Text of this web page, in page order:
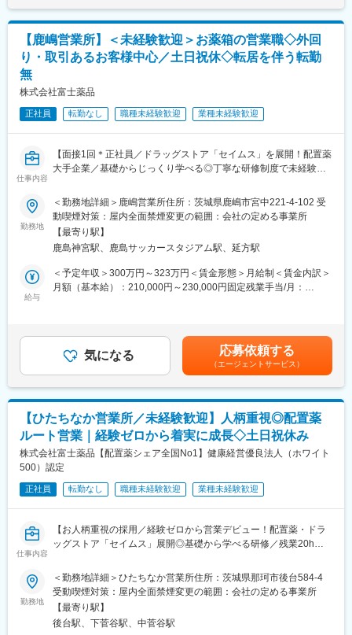
・基本土日祝休み／年3回の大型連休あり
・残業20h以内
・スケジュールに合わせて直行直帰可
・転居を伴う転勤はありません
・最近、健康のことで困っていることがないかなど、親身にお話
を聞くことで、お客様と信頼関係を築き、お客様の健康管理に貢
献することができます。
・「この薬すごく効き目があって良かったよ。」「こないだのリ
ンゴ酢美味しかった！ちょうどまた買おうと思ってたの。来てく
れてありがとう。」など、「ありがとう」という言葉が一番のや
りがいです。
変更の範囲：会社の定める業務
・健康相談、新商品・サービスのご提案 など
※一部、新たに配置薬を置いていただくお客様への訪問がありま
└配置薬は無料でおけるので、お客様も抵抗なく置いてくれる製
を身につけます。
・入社2週間～1カ月 ： 先輩社員に同行し、仕事の流れを学びま
キルを習得します。
・入社1カ月以降 ： 慣れてきたら独り立ち。既存のお客様をメイ
ンに訪問します。
★困ったら先輩社員に相談しやすい雰囲気です！
＜専門資格を取得できる＞
・入社後は、医薬品販売の専門知識を身につけるために、登録販
・資格取得後は、資格手当として給与にも反映されます。
・基本土日祝休み／年3回の大型連休あり
・残業20h以内
・スケジュールに合わせて直行直帰可
・転居を伴う転勤はありません
■やりがい：
・最近、健康のことで困っていることがないかなど、親身にお話
を聞くことで、お客様と信頼関係を築き、お客様の健康管理に貢
献することができます。
・「この薬すごく効き目があって良かったよ。」「こないだのリ
ンゴ酢美味しかった！ちょうどまた買おうと思ってたの。来てく
れてありがとう。」など、「ありがとう」という言葉が一番のや
変更の範囲：会社の定める業務
成や売り上げに対して支払われます賃金はあくまでも目安の金額
であり、選考を通じて上下する可能性があります。月給(月額)は固
定手当を含めた表記です。
【鹿嶋営業所】＜未経験歓迎＞お薬箱の営業職◇外回
り・取引あるお客様中心／土日祝休◇転居を伴う転勤
無
株式会社富士薬品
正社員 転勤なし 職種未経験歓迎 業種未経験歓迎
仕事内容
【面接1回＊正社員／ドラッグストア「セイムス」を展開！配置薬
大手企業／基礎からじっくり学べる◎丁寧な研修制度で未経験の
■職務内容：
担当エリアのお客様（個人宅や企業）へ訪問し、配置薬（お薬
箱）や健康食品の提案をお任せします。
※既に、取引のあるお客様先を訪問するスタイルです。
＜仕事の流れ＞
へ訪問をします。
・健康相談、新商品・サービスのご提案 など
※一部、新たに配置薬を置いていただくお客様への訪問がありま
す。
└配置薬は無料でおけるので、お客様も抵抗なく置いてくれる製
品です。
■未経験の方も安心！充実した研修制度：
・入社直後～2週間 ： OJT形式で、薬の種類や成分など基礎知識
を身につけます。
・入社2週間～1カ月 ： 先輩社員に同行し、仕事の流れを学びま
キルを習得します。
・入社1カ月以降 ： 慣れてきたら独り立ち。既存のお客様をメイ
ンに訪問します。
★困ったら先輩社員に相談しやすい雰囲気です！
勤務地
＜勤務地詳細＞鹿嶋営業所住所：茨城県鹿嶋市宮中221-4-102 受
動喫煙対策：屋内全面禁煙変更の範囲：会社の定める事業所
【最寄り駅】
鹿島神宮駅、鹿島サッカースタジアム駅、延方駅
給与
＜予定年収＞300万円～323万円＜賃金形態＞月給制＜賃金内訳＞
月額（基本給）：210,000円～230,000円固定残業手当/月：
年収は当社規定に基づき、年齢や経験に応じて決定します。・昇
給：年1回（4月）＜モデル給与＞※入社3年目平均基本給＋各種手
当＋業績連動給→総支給月額344,141円※業績連動給：月の予算達
成や売り上げに対して支払われます賃金はあくまでも目安の金額
であり、選考を通じて上下する可能性があります。月給(月額)は固
定手当を含めた表記です。
気になる 応募依頼する
（エージェントサービス）
【ひたちなか営業所／未経験歓迎】人柄重視◎配置薬
ルート営業｜経験ゼロから着実に成長◇土日祝休み
株式会社富士薬品【配置薬シェア全国No1】健康経営優良法人（ホワイト
500）認定
正社員 転勤なし 職種未経験歓迎 業種未経験歓迎
仕事内容
【お人柄重視の採用／経験ゼロから営業デビュー！配置薬・ドラ
ッグストア「セイムス」展開◎基礎から学べる研修／残業20h以
■職務内容：
既にお取引のある個人宅・法人のお客様を定期的に訪問し、配置
薬（救急箱）と健康食品の点検・補充・健康相談を行う営業で
す。
勤務地
＜勤務地詳細＞ひたちなか営業所住所：茨城県那珂市後台584-4
受動喫煙対策：屋内全面禁煙変更の範囲：会社の定める事業所
【最寄り駅】
後台駅、下菅谷駅、中菅谷駅